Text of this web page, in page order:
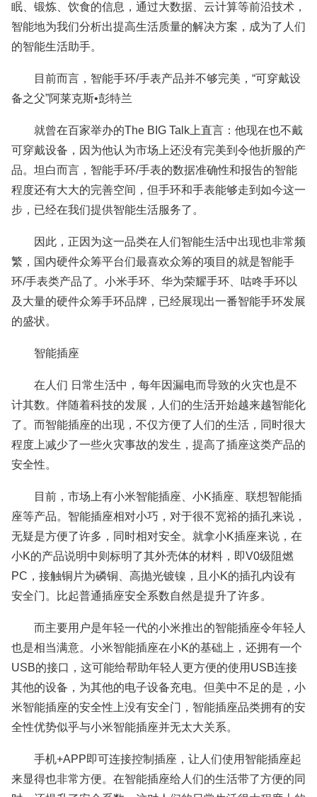
眠、锻炼、饮食的信息，通过大数据、云计算等前沿技术，
智能地为我们分析出提高生活质量的解决方案，成为了人们
的智能生活助手。
目前而言，智能手环/手表产品并不够完美，“可穿戴设
备之父”阿莱克斯•彭特兰
就曾在百家举办的The BIG Talk上直言：他现在也不戴
可穿戴设备，因为他认为市场上还没有完美到令他折服的产
品。坦白而言，智能手环/手表的数据准确性和报告的智能
程度还有大大的完善空间，但手环和手表能够走到如今这一
步，已经在我们提供智能生活服务了。
因此，正因为这一品类在人们智能生活中出现也非常频
繁，国内硬件众筹平台们最喜欢众筹的项目的就是智能手
环/手表类产品了。小米手环、华为荣耀手环、咕咚手环以
及大量的硬件众筹手环品牌，已经展现出一番智能手环发展
的盛状。
智能插座
在人们 日常生活中，每年因漏电而导致的火灾也是不
计其数。伴随着科技的发展，人们的生活开始越来越智能化
了。而智能插座的出现，不仅方便了人们的生活，同时很大
程度上减少了一些火灾事故的发生，提高了插座这类产品的
安全性。
目前，市场上有小米智能插座、小K插座、联想智能插
座等产品。智能插座相对小巧，对于很不宽裕的插孔来说，
无疑是方便了许多，同时相对安全。就拿小K插座来说，在
小K的产品说明中则标明了其外壳体的材料，即V0级阻燃
PC，接触铜片为磷铜、高抛光镀镍，且小K的插孔内设有
安全门。比起普通插座安全系数自然是提升了许多。
而主要用户是年轻一代的小米推出的智能插座令年轻人
也是相当满意。小米智能插座在小K的基础上，还拥有一个
USB的接口，这可能给帮助年轻人更方便的使用USB连接
其他的设备，为其他的电子设备充电。但美中不足的是，小
米智能插座的安全性上没有安全门，智能插座品类拥有的安
全性优势似乎与小米智能插座并无太大关系。
手机+APP即可连接控制插座，让人们使用智能插座起
来显得也非常方便。在智能插座给人们的生活带了方便的同